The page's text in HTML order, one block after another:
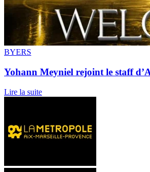
BYERS
Yohann Meyniel rejoint le staff
Lire la suite